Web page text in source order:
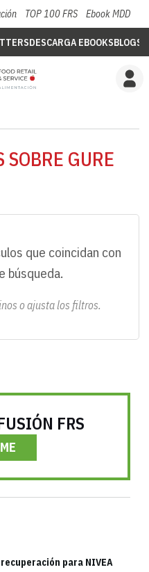
TOP 100 FRS Ebook MDD
DESCARGA EBOOKSBLOGS
GURE
que coincidan con
búsqueda.
o ajusta los filtros.
FRS
para NIVEA